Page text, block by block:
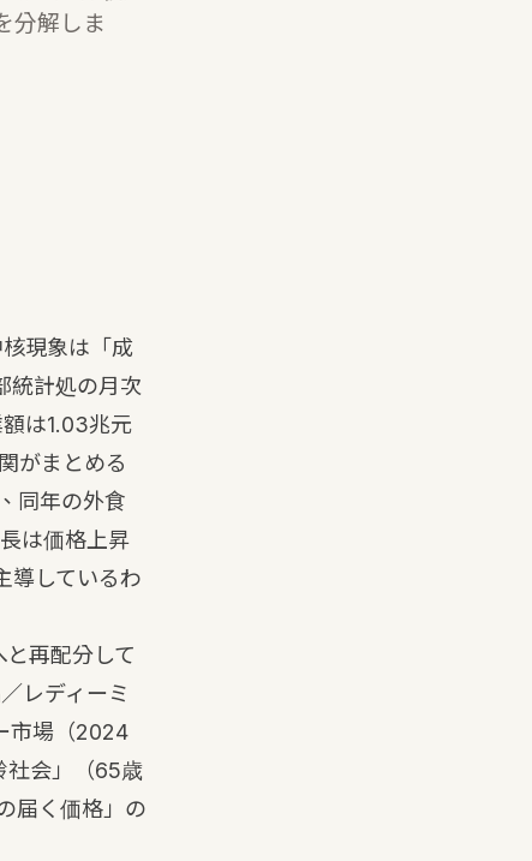
分解しま
現象は「成
統計処の月次
は1.03兆元
がまとめる
同年の外食
は価格上昇
導しているわ
再配分して
レディーミ
市場（2024
社会」（65歳
届く価格」の